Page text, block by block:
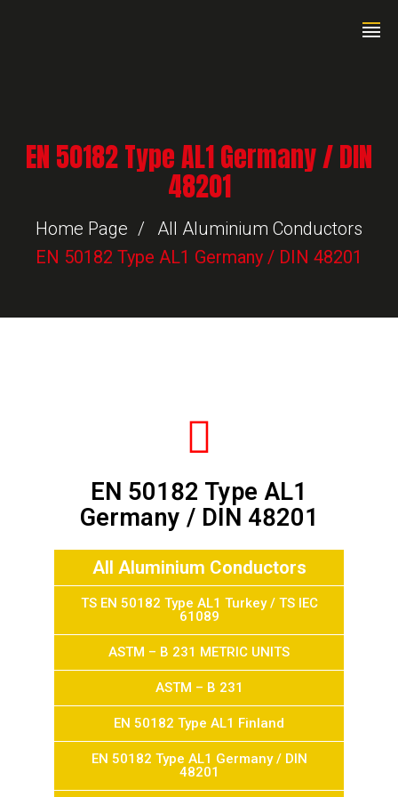
EN 50182 Type AL1 Germany / DIN
48201
Home Page
All Aluminium Conductors
EN 50182 Type AL1 Germany / DIN 48201
EN 50182 Type AL1
Germany / DIN 48201
All Aluminium Conductors
TS EN 50182 Type AL1 Turkey / TS IEC
61089
ASTM – B 231 METRIC UNITS
ASTM – B 231
EN 50182 Type AL1 Finland
EN 50182 Type AL1 Germany / DIN
48201